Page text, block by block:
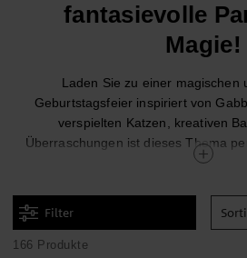
fantasievolle
Magie!
Laden Sie zu einer magischen
Geburtstagsfeier inspiriert von
verspielten Katzen, kreativen
Überraschungen ist dieses Thema
Fantasie, Abenteuer und eine
Verwandeln Sie die Feier in ein
Dekorationen in Pastellfarben und
Filter
166 Produkte